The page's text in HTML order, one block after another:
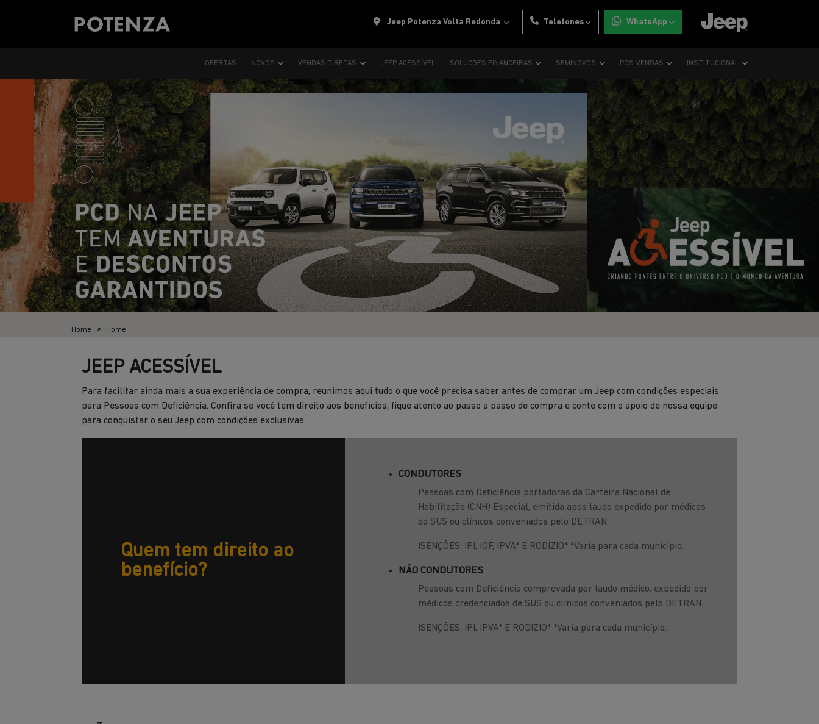
Jeep Potenza Volta Redonda Telefones WhatsApp
OFERTAS NOVOS VENDAS DIRETAS JEEP ACESSÍVEL SOLUÇÕES FINANCEIRAS SEMINOVOS PÓS-VENDAS INSTITUCIONAL
Home Home
JEEP ACESSÍVEL
Para facilitar ainda mais a sua experiência de compra, reunimos aqui tudo o que você precisa saber antes de comprar um Jeep com condições especiais
para Pessoas com Deficiência. Confira se você tem direito aos benefícios, fique atento ao passo a passo de compra e conte com o apoio de nossa equipe
para conquistar o seu Jeep com condições exclusivas.
Quem tem direito ao
benefício?
CONDUTORES
Pessoas com Deficiência portadoras da Carteira Nacional de
Habilitação (CNH) Especial, emitida após laudo expedido por médicos
do SUS ou clínicos conveniados pelo DETRAN.
ISENÇÕES: IPI, IOF, IPVA* E RODÍZIO* *Varia para cada município.
NÃO CONDUTORES
Pessoas com Deficiência comprovada por laudo médico, expedido por
médicos credenciados de SUS ou clínicos conveniados pelo DETRAN.
ISENÇÕES: IPI, IPVA* E RODÍZIO* *Varia para cada município.